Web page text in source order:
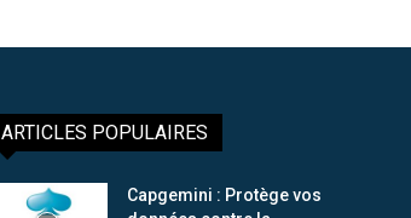
ARTICLES POPULAIRES
Capgemini : Protège vos